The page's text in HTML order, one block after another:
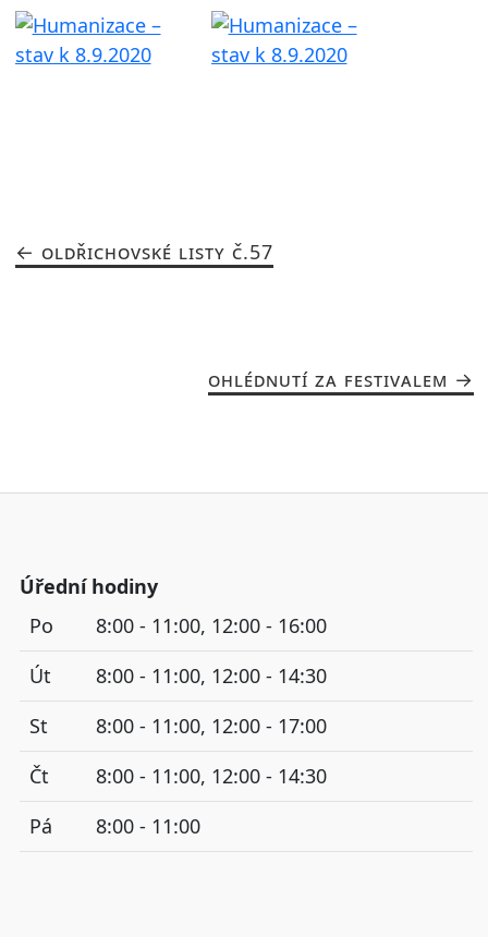
OLDŘICHOVSKÉ LISTY Č.57
OHLÉDNUTÍ ZA FESTIVALEM
Úřední hodiny
Po
8:00 - 11:00, 12:00 - 16:00
Út
8:00 - 11:00, 12:00 - 14:30
St
8:00 - 11:00, 12:00 - 17:00
Čt
8:00 - 11:00, 12:00 - 14:30
Pá
8:00 - 11:00